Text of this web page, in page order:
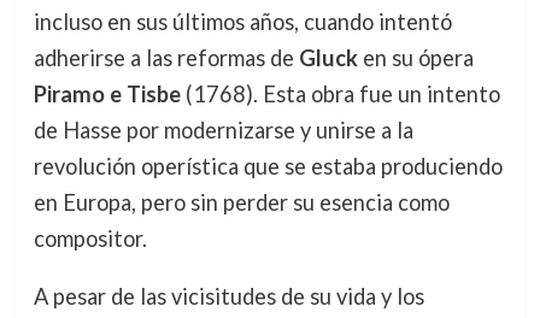
incluso en sus últimos años, cuando intentó
adherirse a las reformas de Glucken su ópera
Piramo e Tisbe(1768). Esta obra fue un intento
de Hasse por modernizarse y unirse a la
revolución operística que se estaba produciendo
en Europa, pero sin perder su esencia como
compositor.
A pesar de las vicisitudes de su vida y los